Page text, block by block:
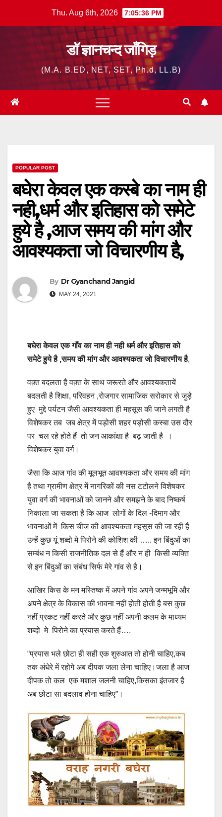
Thu. Aug 6th, 2026 7:05:37 PM
डॉ ज्ञानचन्द जाँगिड़
(M.A. B.ED, NET, SET, Ph.d, LL.B)
POPULAR POST
बघेरा केवल एक कस्बे का नाम ही
नही,धर्म और इतिहास को समेटे
हुये है ,आज समय की मांग और
आवश्यकता जो विचारणीय है,
By Dr Gyanchand Jangid
MAY 24, 2021
बघेरा केवल एक गाँव का नाम ही नही धर्म और इतिहास को
समेटे हुये है ,समय की मांग और आवश्यकता जो विचारणीय है,
वक़्त बदलता है वक़्त के साथ जरूरते और आवश्यकतायें
बदलती है शिक्षा, परिवहन ,रोजगार सामाजिक सरोकार से जुड़े
हुए मुद्दे पर्यटन जैसी आवश्यकता ही महसूस की जाने लगती है
विशेषकर तब जब क्षेत्र में पड़ोसी शहर पड़ोसी कस्बा उस दौर
पर चल रहे होते हैं तो जन आकांक्षा है बढ़ जाती है ।
विशेषकर युवा वर्ग।
जैसा कि आज गांव की मूलभूत आवश्यकता और समय की मांग
है तथा ग्रामीण क्षेत्र में नागरिकों की नस टटोलने विशेषकर
युवा वर्ग की भावनाओं को जानने और समझने के बाद निष्कर्ष
निकाला जा सकता है कि आज लोगों के दिल -दिमाग और
भावनाओं में किस चीज की आवश्यकता महसूस की जा रही है
उन्हें कुछ यूं शब्दो मे पिरोने की कोशिश की ….. इन बिंदुओं का
सम्बंध न किसी राजनीतिक दल से हैं और न ही किसी व्यक्ति
से इन बिंदुओं का संबंध सिर्फ मेरे गांव से है।
आखिर किस के मन मस्तिष्क में अपने गांव अपने जन्मभूमि और
अपने क्षेत्र के विकास की भावना नहीं होती होती है बस कुछ
नहीं प्रकट नहीं करते और कुछ नहीं अपनी कलम के माध्यम
शब्दो मे पिरोने का प्रयास करते हैं….
“प्रयास भले छोटा ही सही एक शुरुआत तो होनी चाहिए,कब
तक अंधेरे में रहोगे अब दीपक जला लेना चाहिए।जला है आज
दीपक तो कल एक मशाल जलनी चाहिए,किसका इंतजार है
अब छोटा सा बदलाव होना चाहिए”।